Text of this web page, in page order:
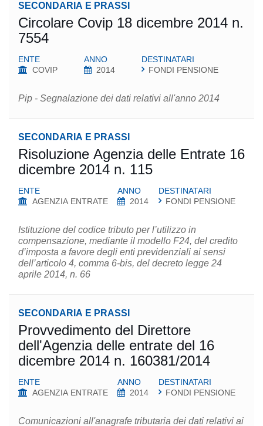
SECONDARIA E PRASSI
Circolare Covip 18 dicembre 2014 n.
7554
ENTE
COVIP
ANNO
2014
DESTINATARI
FONDI PENSIONE
Pip - Segnalazione dei dati relativi all'anno 2014
SECONDARIA E PRASSI
Risoluzione Agenzia delle Entrate 16
dicembre 2014 n. 115
ENTE
AGENZIA ENTRATE
ANNO
2014
DESTINATARI
FONDI PENSIONE
Istituzione del codice tributo per l’utilizzo in
compensazione, mediante il modello F24, del credito
d’imposta a favore degli enti previdenziali ai sensi
dell’articolo 4, comma 6-bis, del decreto legge 24
aprile 2014, n. 66
SECONDARIA E PRASSI
Provvedimento del Direttore
dell'Agenzia delle entrate del 16
dicembre 2014 n. 160381/2014
ENTE
AGENZIA ENTRATE
ANNO
2014
DESTINATARI
FONDI PENSIONE
Comunicazioni all'anagrafe tributaria dei dati relativi ai